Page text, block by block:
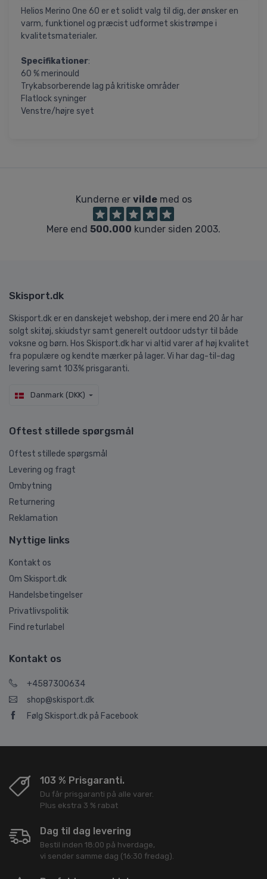
Helios Merino One 60 er et solidt valg til dig, der ønsker en
varm, funktionel og præcist udformet skistrømpe i
kvalitetsmaterialer.
Specifikationer:
60 % merinould
Trykabsorberende lag på kritiske områder
Flatlock syninger
Venstre/højre syet
Kunderne er vildemed os
Mere end 500.000 kunder siden 2003.
Skisport.dk
Skisport.dk er en danskejet webshop, der i mere end 20 år har
solgt skitøj, skiudstyr samt generelt outdoor udstyr til både
voksne og børn. Hos Skisport.dk har vi altid varer af høj kvalitet
fra populære og kendte mærker på lager. Vi har dag-til-dag
levering samt 103% prisgaranti.
Danmark (DKK)
Oftest stillede spørgsmål
Oftest stillede spørgsmål
Levering og fragt
Ombytning
Returnering
Reklamation
Nyttige links
Kontakt os
Om Skisport.dk
Handelsbetingelser
Privatlivspolitik
Find returlabel
Kontakt os
+4587300634
shop@skisport.dk
Følg Skisport.dk på Facebook
103 % Prisgaranti.
Du får prisgaranti på alle varer.
Plus ekstra 3 % rabat
Dag til dag levering
Bestil inden 18:00 på hverdage,
vi sender samme dag (16:30 fredag).